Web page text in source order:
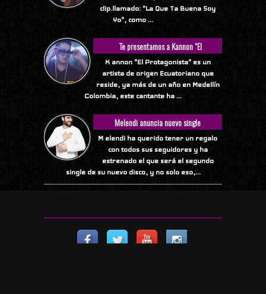
clip.llamado: "La Que Ta Buena Soy
Yo", como ...
Te presentamos a Kannon "El
Protagonista"
K annon "El Protagonista" es un
artista de origen Ecuatoriano que
reside, ya más de un año en Medellín
Colombia, este cantante ha ...
Melendi anuncia nuevo single
M elendi ha querido tener un regalo
con todos sus seguidores y ha
estrenado el que será el segundo
single de su nuevo disco, y no solo eso,...